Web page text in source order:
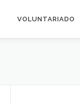
VOLUNTARIADO